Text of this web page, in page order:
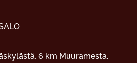
6 km Muuramesta.